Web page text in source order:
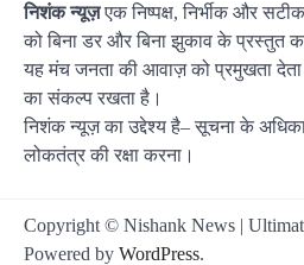
निशंक न्यूज़एक निष्पक्ष, निर्भीक और
को बिना डर और बिना झुकाव के प्रस्तुत
यह मंच जनता की आवाज़ को प्रमुखता
का संकल्प रखता है।
निशंक न्यूज़ का उद्देश्य है– सूचना के
लोकतंत्र की रक्षा करना।
Copyright © Nishank News |
Powered by WordPress.